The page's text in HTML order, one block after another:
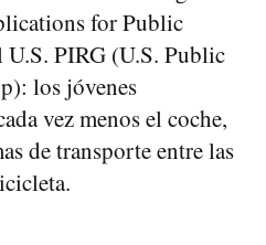
for Public
PIRG (U.S. Public
los jóvenes
vez menos el coche,
de transporte entre las